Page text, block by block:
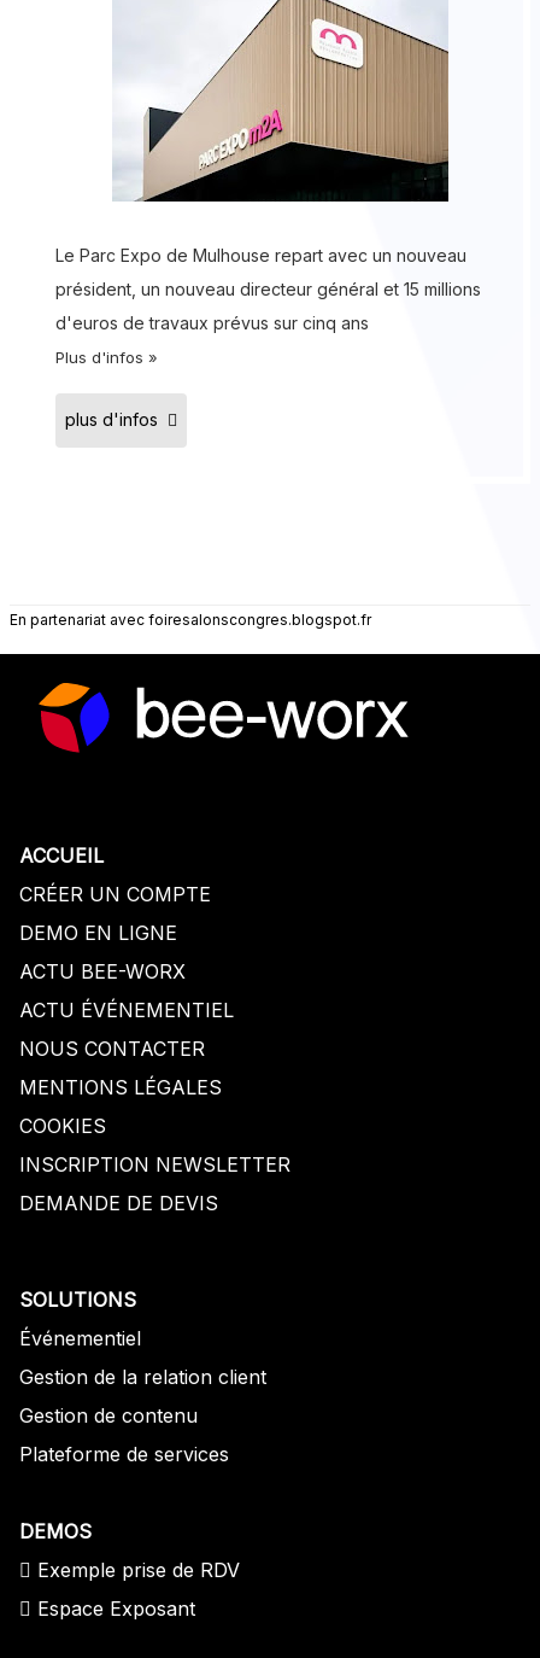
Le Parc Expo de Mulhouse repart avec un nouveau
président, un nouveau directeur général et 15 millions
d'euros de travaux prévus sur cinq ans
Plus d'infos »
plus d'infos
En partenariat avec foiresalonscongres.blogspot.fr
ACCUEIL
CRÉER UN COMPTE
DEMO EN LIGNE
ACTU BEE-WORX
ACTU ÉVÉNEMENTIEL
NOUS CONTACTER
MENTIONS LÉGALES
COOKIES
INSCRIPTION NEWSLETTER
DEMANDE DE DEVIS
SOLUTIONS
Événementiel
Gestion de la relation client
Gestion de contenu
Plateforme de services
DEMOS
Exemple prise de RDV
Espace Exposant